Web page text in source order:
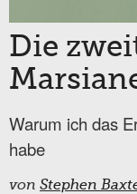
Die
Warum ich das
habe
von Stephen